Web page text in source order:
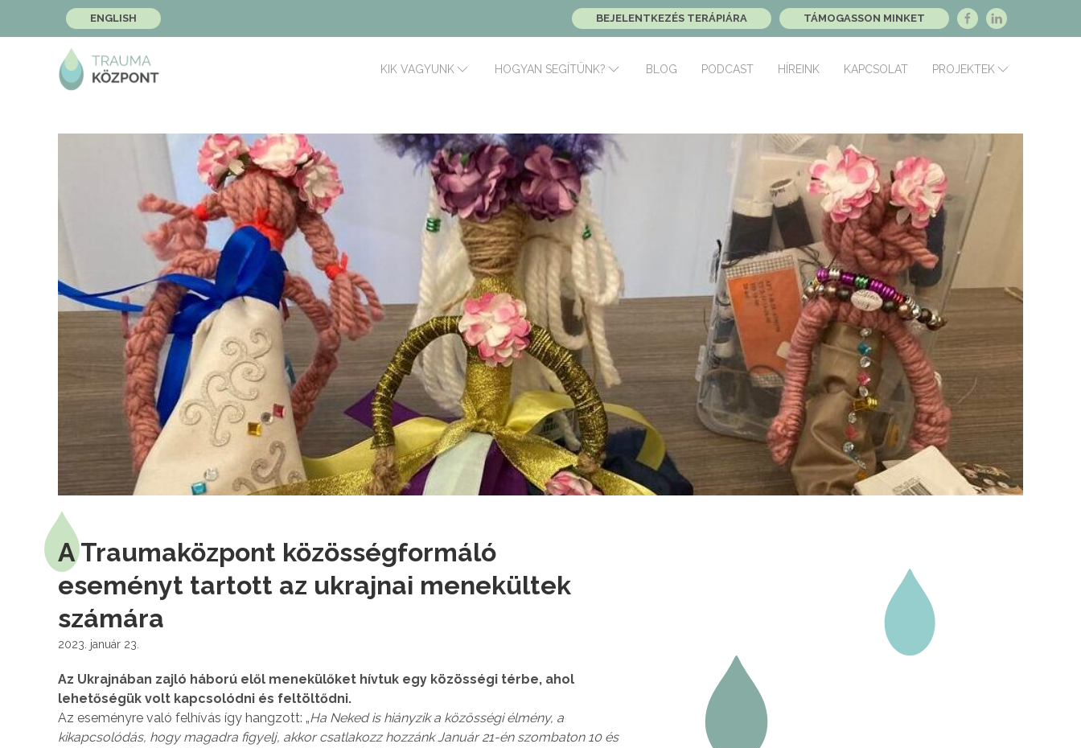
ENGLISH BEJELENTKEZÉS TERÁPIÁRA TÁMOGASSON MINKET
KIK VAGYUNK HOGYAN SEGÍTÜNK? BLOG PODCAST HÍREINK KAPCSOLAT PROJEKTEK
A Traumaközpont közösségformáló
eseményt tartott az ukrajnai menekültek
számára
2023. január 23.
Az Ukrajnában zajló háború elől menekülőket hívtuk egy közösségi térbe, ahol
lehetőségük volt kapcsolódni és feltöltődni.
Az eseményre való felhívás így hangzott: „Ha Neked is hiányzik a közösségi élmény, a
kikapcsolódás, hogy magadra figyelj, akkor csatlakozz hozzánk Január 21-én szombaton 10 és